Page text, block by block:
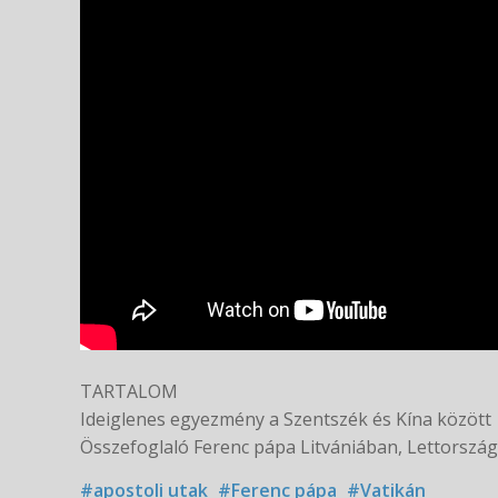
TARTALOM
Ideiglenes egyezmény a Szentszék és Kína között
Összefoglaló Ferenc pápa Litvániában,
#apostoli utak #Ferenc pápa #Vatikán